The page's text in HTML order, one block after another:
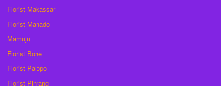
Florist Makassar
Florist Manado
Mamuju
Florist Bone
Florist Palopo
Florist Pinrang